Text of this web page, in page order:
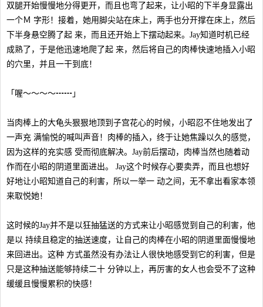
双腿开始慢慢地分得更开，而且也弯了起来，让小昭的下半身显露出
一个Ｍ 字形！接着，她用脚尖站在床上，两手也分开撑在床上，然后
下半身悬空腾了起 来，而且还开始上下摆动起来。Jay知道时机已经
成熟了，于是他迅速地爬了起 来，然后将自己的肉棒快速地插入小昭
的穴里，并且一干到底！
「喔～～～～┅┅」
当肉棒上的大龟头狠狠地顶到子宫花心的时候，小昭忍不住地发出了
一声充 满愉悦的喊叫声音！肉棒的插入，终于让她焦躁以久的感觉，
因为这样的充实感 受而彻底解决。Jay前后摆动，肉棒当然也随着动
作而在小昭的阴道里面进出。 Jay这个时候存心要卖弄，而且也想好
好地让小昭知道自己的利害，所以一举一 动之间，无不拿出看家本领
来取悦她！
这时候的Jay并不是以狂抽猛送的方式来让小昭感觉到自己的利害，他
是以 持续且稳定的抽送速度，让自己的肉棒在小昭的阴道里面慢慢地
来回进出。这种 方式虽然没有办法让人很快地感受到它的利害，但是
只是这种抽送能够持续二十 分钟以上，再厉害的女人也会受不了这种
缓缓且慢慢累积的快感！